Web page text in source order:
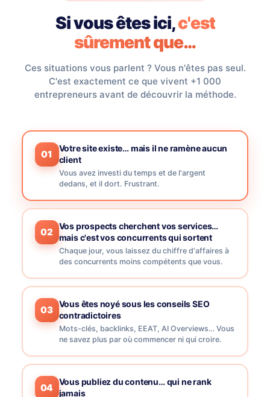
Si vous êtes ici,c'est
sûrement que…
Ces situations vous parlent ? Vous n'êtes pas seul.
C'est exactement ce que vivent +1 000
entrepreneurs avant de découvrir la méthode.
01
Votre site existe… mais il ne ramène aucun
client
Vous avez investi du temps et de l'argent
dedans, et il dort. Frustrant.
02
Vos prospects cherchent vos services…
mais c'est vos concurrents qui sortent
Chaque jour, vous laissez du chiffre d'affaires à
des concurrents moins compétents que vous.
03
Vous êtes noyé sous les conseils SEO
contradictoires
Mots-clés, backlinks, EEAT, AI Overviews… Vous
ne savez plus par où commencer ni qui croire.
04
Vous publiez du contenu… qui ne rank
jamais